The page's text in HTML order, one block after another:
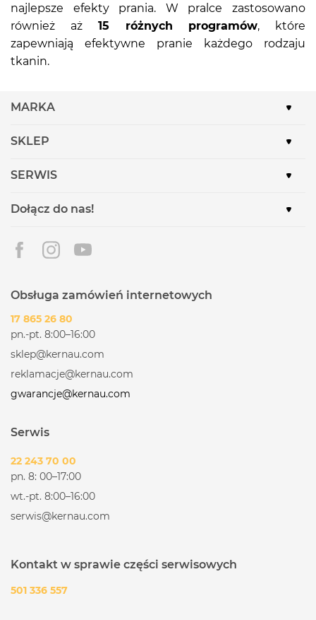
najlepsze efekty prania. W pralce zastosowano
również aż15 różnych programów, które
zapewniają efektywne pranie każdego rodzaju
tkanin.
MARKA
SKLEP
SERWIS
Dołącz do nas!
Obsługa zamówień internetowych
17 865 26 80
pn.-pt. 8:00–16:00
sklep@kernau.com
reklamacje@kernau.com
gwarancje@kernau.com
Serwis
22 243 70 00
pn. 8: 00–17:00
wt.-pt. 8:00–16:00
serwis@kernau.com
Kontakt w sprawie części serwisowych
501 336 557